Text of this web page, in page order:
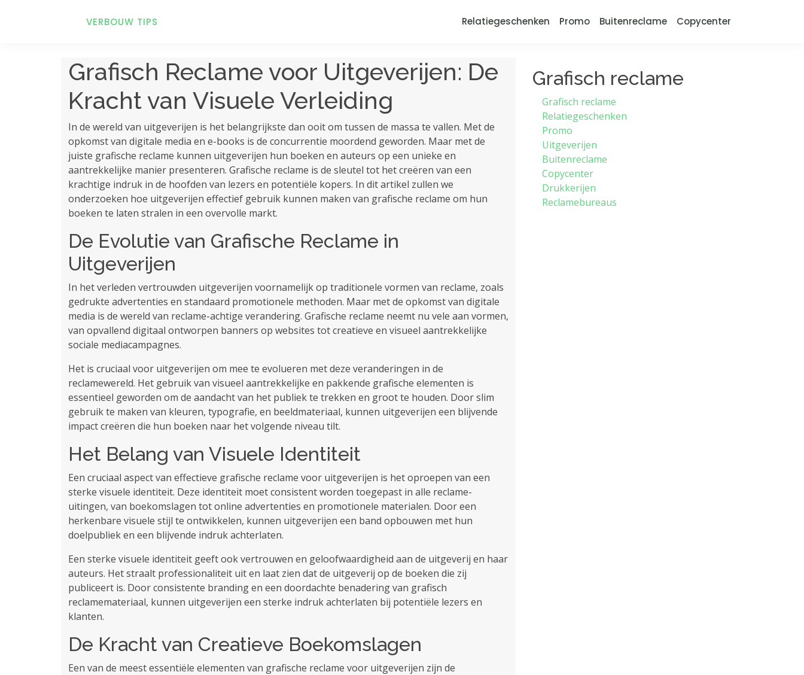
VERBOUW TIPS Relatiegeschenken Promo Buitenreclame Copycenter
Grafisch Reclame voor Uitgeverijen: De
Kracht van Visuele Verleiding
In de wereld van uitgeverijen is het belangrijkste dan ooit om tussen de massa te vallen. Met de
opkomst van digitale media en e-books is de concurrentie moordend geworden. Maar met de
juiste grafische reclame kunnen uitgeverijen hun boeken en auteurs op een unieke en
aantrekkelijke manier presenteren. Grafische reclame is de sleutel tot het creëren van een
krachtige indruk in de hoofden van lezers en potentiële kopers. In dit artikel zullen we
onderzoeken hoe uitgeverijen effectief gebruik kunnen maken van grafische reclame om hun
boeken te laten stralen in een overvolle markt.
De Evolutie van Grafische Reclame in
Uitgeverijen
In het verleden vertrouwden uitgeverijen voornamelijk op traditionele vormen van reclame, zoals
gedrukte advertenties en standaard promotionele methoden. Maar met de opkomst van digitale
media is de wereld van reclame-achtige verandering. Grafische reclame neemt nu vele aan vormen,
van opvallend digitaal ontworpen banners op websites tot creatieve en visueel aantrekkelijke
sociale mediacampagnes.
Het is cruciaal voor uitgeverijen om mee te evolueren met deze veranderingen in de
reclamewereld. Het gebruik van visueel aantrekkelijke en pakkende grafische elementen is
essentieel geworden om de aandacht van het publiek te trekken en groot te houden. Door slim
gebruik te maken van kleuren, typografie, en beeldmateriaal, kunnen uitgeverijen een blijvende
impact creëren die hun boeken naar het volgende niveau tilt.
Het Belang van Visuele Identiteit
Een cruciaal aspect van effectieve grafische reclame voor uitgeverijen is het oproepen van een
sterke visuele identiteit. Deze identiteit moet consistent worden toegepast in alle reclame-
uitingen, van boekomslagen tot online advertenties en promotionele materialen. Door een
herkenbare visuele stijl te ontwikkelen, kunnen uitgeverijen een band opbouwen met hun
doelpubliek en een blijvende indruk achterlaten.
Een sterke visuele identiteit geeft ook vertrouwen en geloofwaardigheid aan de uitgeverij en haar
auteurs. Het straalt professionaliteit uit en laat zien dat de uitgeverij op de boeken die zij
publiceert is. Door consistente branding en een doordachte benadering van grafisch
reclamemateriaal, kunnen uitgeverijen een sterke indruk achterlaten bij potentiële lezers en
klanten.
De Kracht van Creatieve Boekomslagen
Een van de meest essentiële elementen van grafische reclame voor uitgeverijen zijn de
Grafisch reclame
Grafisch reclame
Relatiegeschenken
Promo
Uitgeverijen
Buitenreclame
Copycenter
Drukkerijen
Reclamebureaus